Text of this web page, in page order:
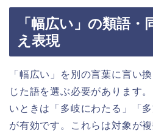
「幅広い」の類語・
え表現
「幅広い」を別の言葉に言い
じた語を選ぶ必要があります
いときは「多岐にわたる」「
が有効です。これらは対象が